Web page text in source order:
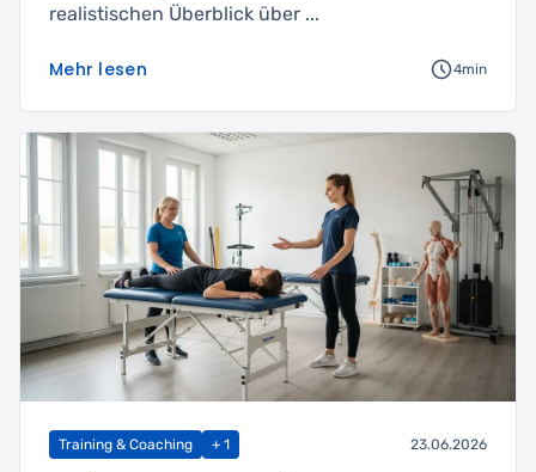
realistischen Überblick über ...
Mehr lesen 4min
Training & Coaching + 1 23.06.2026